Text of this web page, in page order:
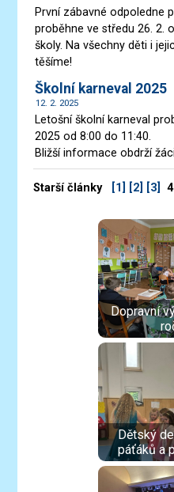
První zábavné odpoledne
proběhne ve středu 26. 2.
školy. Na všechny děti i
těšíme!
Školní karneval 2025
12. 2. 2025
Letošní školní karneval
2025 od 8:00 do 11:40.
Bližší informace obdrží
Starší články [1] [2] [3] 4
Dopravní
Dětský
páťáků a